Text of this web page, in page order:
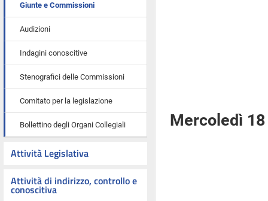
Giunte e Commissioni
Audizioni
Indagini conoscitive
Stenografici delle Commissioni
Comitato per la legislazione
Bollettino degli Organi Collegiali
Attività Legislativa
Attività di indirizzo, controllo e
conoscitiva
Mercoledì